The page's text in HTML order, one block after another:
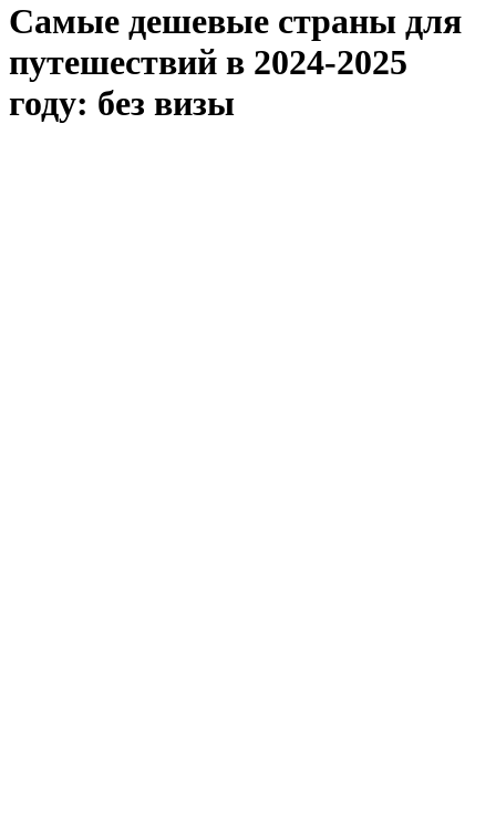
Самые дешевые страны для
путешествий в 2024-2025
году: без визы